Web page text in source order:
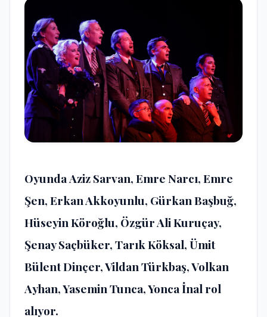
OyundaAziz Sarvan, Emre Narcı,Emre
Şen, Erkan Akkoyunlu, Gürkan Başbuğ,
Hüseyin Köroğlu, Özgür Ali Kuruçay,
Şenay Saçbüker, Tarık Köksal, Ümit
Bülent Dinçer, Vildan Türkbaş, Volkan
Ayhan, Yasemin Tunca, Yonca İnalrol
alıyor.